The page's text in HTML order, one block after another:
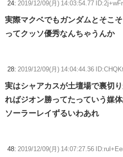
24: 2019/12/09(月) 14:03:54.77
実際マクベでもガンダムとそこ
ってクッソ優秀なんちゃうんか
28: 2019/12/09(月) 14:04:44.36
実はシャアカスが土壇場で裏切
ればジオン勝ってたっていう媒
ソーラーレイずるいわあれ
48: 2019/12/09(月) 14:07:27.56